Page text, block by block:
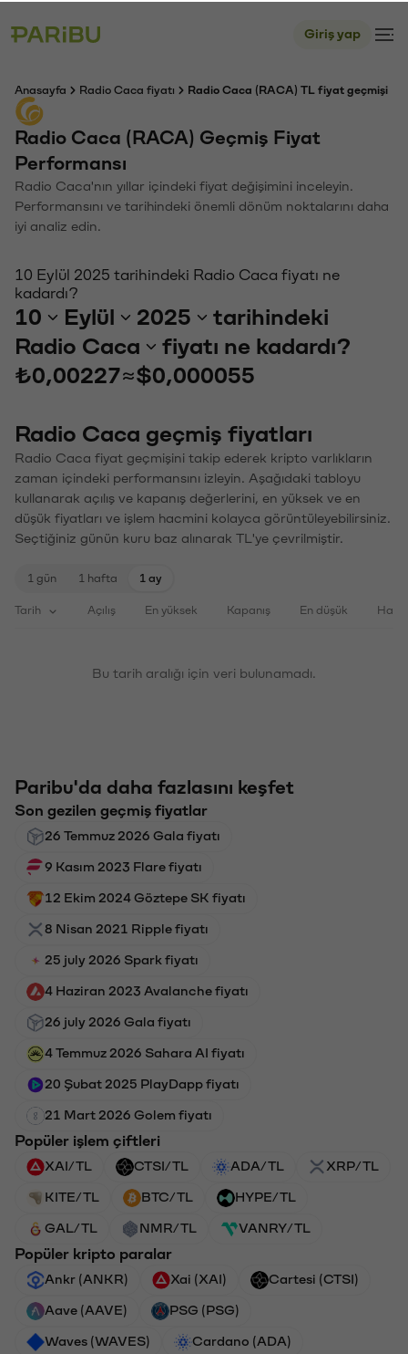
Giriş yap
Anasayfa Radio Caca fiyatı Radio Caca (RACA) TL fiyat geçmişi
Radio Caca (RACA) Geçmiş Fiyat
Performansı
Radio Caca'nın yıllar içindeki fiyat değişimini inceleyin.
Performansını ve tarihindeki önemli dönüm noktalarını daha
iyi analiz edin.
10 Eylül 2025 tarihindeki Radio Caca fiyatı ne
kadardı?
10 Eylül 2025
tarihindeki
Radio Caca
fiyatı ne kadardı?
₺0,00227≈$0,000055
Radio Caca geçmiş fiyatları
Radio Caca fiyat geçmişini takip ederek kripto varlıkların
zaman içindeki performansını izleyin. Aşağıdaki tabloyu
kullanarak açılış ve kapanış değerlerini, en yüksek ve en
düşük fiyatları ve işlem hacmini kolayca görüntüleyebilirsiniz.
Seçtiğiniz günün kuru baz alınarak TL'ye çevrilmiştir.
1 gün 1 hafta 1 ay
Tarih Açılış En yüksek Kapanış En düşük
Bu tarih aralığı için veri bulunamadı.
Paribu'da daha fazlasını keşfet
Son gezilen geçmiş fiyatlar
26 Temmuz 2026 Gala fiyatı
9 Kasım 2023 Flare fiyatı
12 Ekim 2024 Göztepe SK fiyatı
8 Nisan 2021 Ripple fiyatı
25 july 2026 Spark fiyatı
4 Haziran 2023 Avalanche fiyatı
26 july 2026 Gala fiyatı
4 Temmuz 2026 Sahara AI fiyatı
20 Şubat 2025 PlayDapp fiyatı
21 Mart 2026 Golem fiyatı
Popüler işlem çiftleri
XAI/TL CTSI/TL ADA/TL XRP/TL
KITE/TL BTC/TL HYPE/TL
GAL/TL NMR/TL VANRY/TL
Popüler kripto paralar
Ankr (ANKR) Xai (XAI) Cartesi (CTSI)
Aave (AAVE) PSG (PSG)
Waves (WAVES) Cardano (ADA)